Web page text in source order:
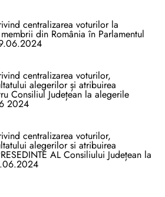
centralizarea voturilor la
din România în Parlamentul
centralizarea voturilor,
alegerilor și atribuirea
Consiliul Județean la alegerile
2024
centralizarea voturilor,
alegerilor si atribuirea
AL Consiliului Județean la